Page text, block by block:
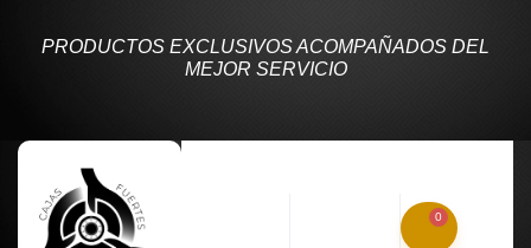
PRODUCTOS EXCLUSIVOS ACOMPAÑADOS DEL
MEJOR SERVICIO
0